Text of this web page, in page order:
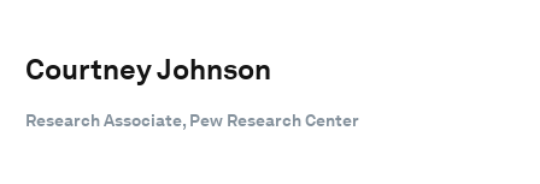
Courtney Johnson
Research Associate, Pew Research Center